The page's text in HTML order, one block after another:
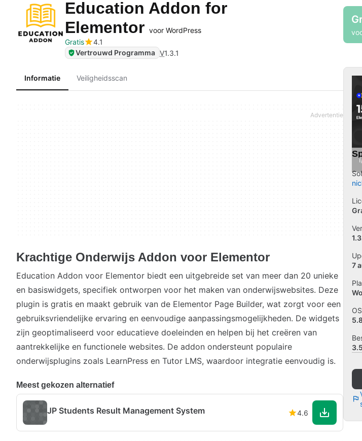
Education Addon for
Elementor voor WordPress
Gratis
4.1
Vertrouwd Programma V1.3.1
Informatie Veiligheidsscan
Krachtige Onderwijs Addon voor Elementor
Education Addon voor Elementor biedt een uitgebreide set van meer dan 20 unieke
en basiswidgets, specifiek ontworpen voor het maken van onderwijswebsites. Deze
plugin is gratis en maakt gebruik van de Elementor Page Builder, wat zorgt voor een
gebruiksvriendelijke ervaring en eenvoudige aanpassingsmogelijkheden. De widgets
zijn geoptimaliseerd voor educatieve doeleinden en helpen bij het creëren van
aantrekkelijke en functionele websites. De addon ondersteunt populaire
onderwijsplugins zoals LearnPress en Tutor LMS, waardoor integratie eenvoudig is.
Meest gekozen alternatief
JP Students Result Management System 4.6
7
OS